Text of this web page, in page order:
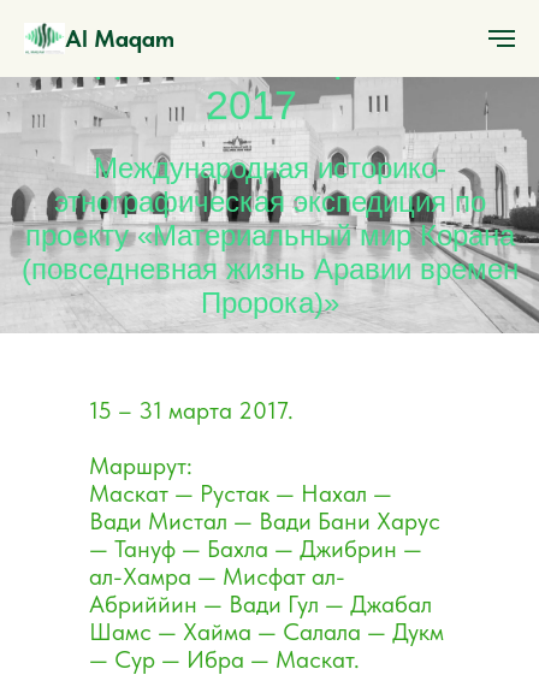
Al Maqam
Международная историко-
этнографическая экспедиция по
проекту «Материальный мир Корана
(повседневная жизнь Аравии времен
Пророка)»
Академическая работа/
2017
15 – 31 марта 2017.
Маршрут:
Маскат — Рустак — Нахал —
Вади Мистал — Вади Бани Харус
— Тануф — Бахла — Джибрин —
ал-Хамра — Мисфат ал-
Абриййин — Вади Гул — Джабал
Шамс — Хайма — Салала — Дукм
— Сур — Ибра — Маскат.